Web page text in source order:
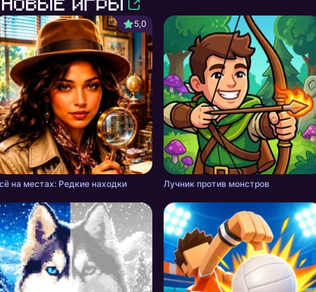
5,0
на местах: Редкие находки Лучник против монстров